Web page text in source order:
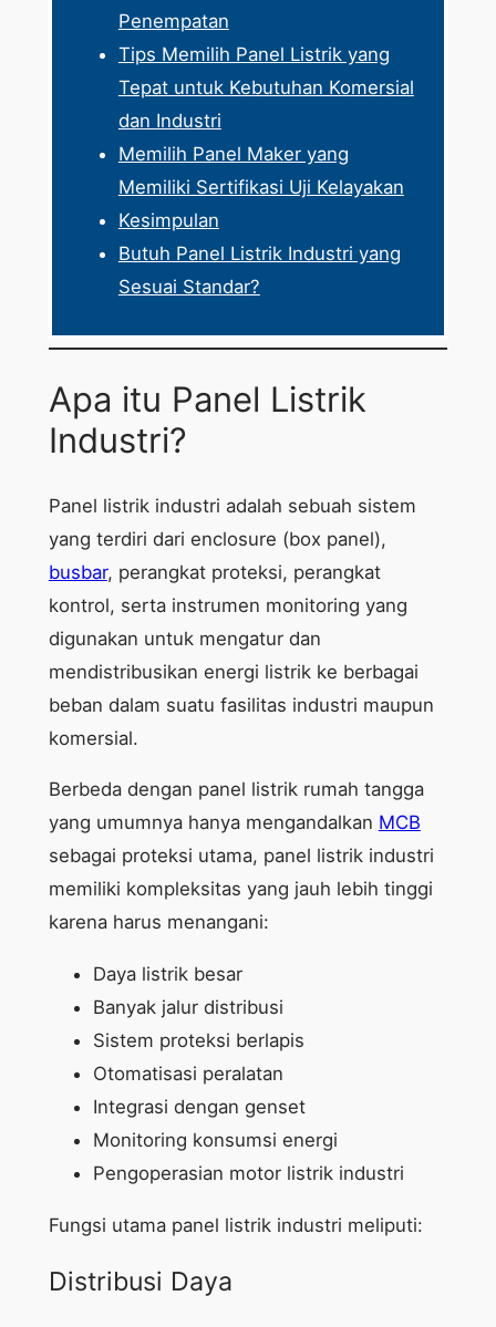
Penempatan
Tips Memilih Panel Listrik yang
Tepat untuk Kebutuhan Komersial
dan Industri
Memilih Panel Maker yang
Memiliki Sertifikasi Uji Kelayakan
Kesimpulan
Butuh Panel Listrik Industri yang
Sesuai Standar?
Apa itu Panel Listrik
Industri?
Panel listrik industri adalah sebuah sistem
yang terdiri dari enclosure (box panel),
busbar, perangkat proteksi, perangkat
kontrol, serta instrumen monitoring yang
digunakan untuk mengatur dan
mendistribusikan energi listrik ke berbagai
beban dalam suatu fasilitas industri maupun
komersial.
Berbeda dengan panel listrik rumah tangga
yang umumnya hanya mengandalkan MCB
sebagai proteksi utama, panel listrik industri
memiliki kompleksitas yang jauh lebih tinggi
karena harus menangani:
Daya listrik besar
Banyak jalur distribusi
Sistem proteksi berlapis
Otomatisasi peralatan
Integrasi dengan genset
Monitoring konsumsi energi
Pengoperasian motor listrik industri
Fungsi utama panel listrik industri meliputi:
Distribusi Daya